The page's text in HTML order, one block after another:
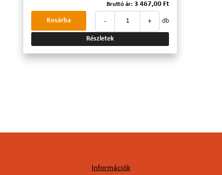
Bruttó ár: 3 467,00 Ft
- + db
Kosárba
Részletek
Információk